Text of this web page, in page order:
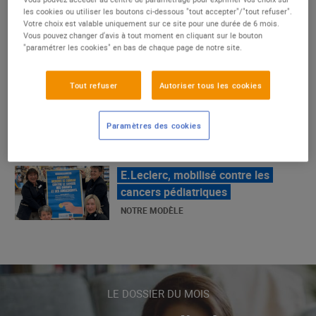
un succès
NOTRE MODÈLE
E.Leclerc, mobilisé contre les
cancers pédiatriques
LE MOUVEMENT E.LECLERC ET
SES COMBATS
NOTRE MODÈLE
« Repérage » - La nouvelle revue de
tendances de Marque Repère
ALIMENTATION DE QUALITÉ
LE DOSSIER DU MOIS
les cookies ou utiliser les boutons ci-dessous "tout accepter"/"tout refuser".
Votre choix est valable uniquement sur ce site pour une durée de 6 mois.
Vous pouvez changer d'avis à tout moment en cliquant sur le bouton
"paramétrer les cookies" en bas de chaque page de notre site.
Tout refuser Autoriser tous les cookies
Paramètres des cookies